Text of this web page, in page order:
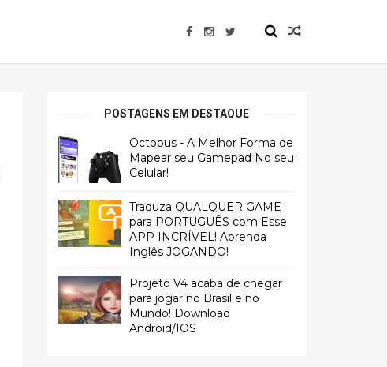
POSTAGENS EM DESTAQUE
Octopus - A Melhor Forma de
Mapear seu Gamepad No seu
Celular!
Traduza QUALQUER GAME
para PORTUGUÊS com Esse
APP INCRÍVEL! Aprenda
Inglês JOGANDO!
Projeto V4 acaba de chegar
para jogar no Brasil e no
Mundo! Download
Android/IOS